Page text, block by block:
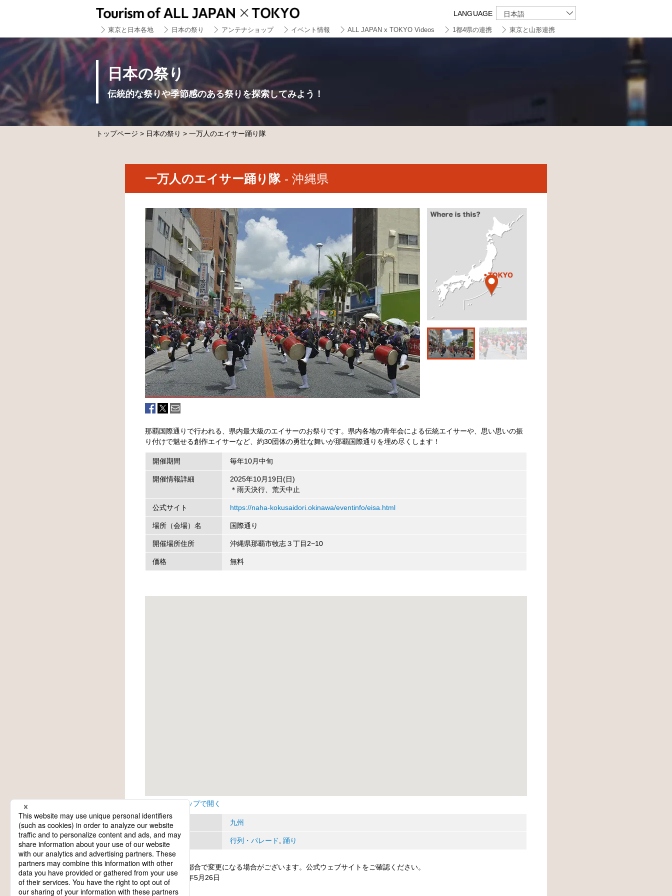
LANGUAGE 日本語
東京と日本各地 日本の祭り アンテナショップ イベント情報 ALL JAPAN x TOKYO Videos 1都4県の連携 東京と山形連携
日本の祭り
伝統的な祭りや季節感のある祭りを探索してみよう！
トップページ > 日本の祭り > 一万人のエイサー踊り隊
一万人のエイサー踊り隊 - 沖縄県
那覇国際通りで行われる、県内最大級のエイサーのお祭りです。県内各地の青年会による伝統エイサーや、思い思いの振
り付けで魅せる創作エイサーなど、約30団体の勇壮な舞いが那覇国際通りを埋め尽くします！
開催期間 毎年10月中旬
開催情報詳細
2025年10月19日(日)
＊雨天決行、荒天中止
公式サイト https://naha-kokusaidori.okinawa/eventinfo/eisa.html
場所（会場）名 国際通り
開催場所住所 沖縄県那覇市牧志３丁目2−10
価格 無料
Googleマップで開く
地方 九州
カテゴリー 行列・パレード, 踊り
日程は主催者都合で変更になる場合がございます。公式ウェブサイトをご確認ください。
update: 2026年5月26日